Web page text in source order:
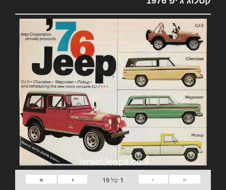
«
‹
1 של19
›
»